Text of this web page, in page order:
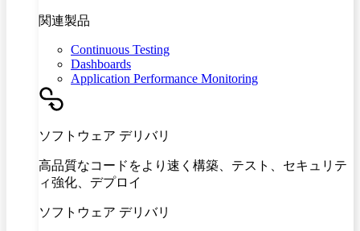
関連製品
Continuous Testing
Dashboards
Application Performance Monitoring
ソフトウェア デリバリ
高品質なコードをより速く構築、テスト、セキュリテ
ィ強化、デプロイ
ソフトウェア デリバリ